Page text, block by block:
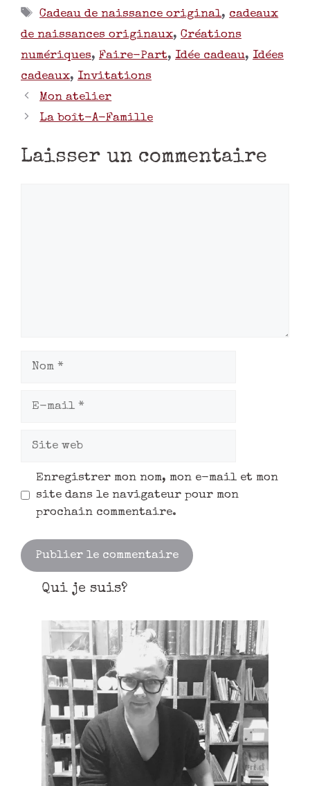
Cadeau de naissance original, cadeaux
de naissances originaux, Créations
numériques, Faire-Part, Idée cadeau, Idées
cadeaux, Invitations
Mon atelier
La boît-A-Famille
Laisser un commentaire
Enregistrer mon nom, mon e-mail et mon
site dans le navigateur pour mon
prochain commentaire.
Qui je suis?